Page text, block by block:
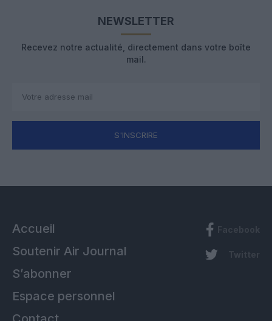
NEWSLETTER
Recevez notre actualité, directement dans votre boîte
mail.
S'INSCRIRE
Accueil
Soutenir Air Journal
S’abonner
Espace personnel